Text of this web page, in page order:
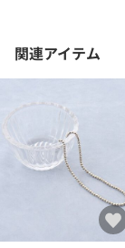
関連アイテム